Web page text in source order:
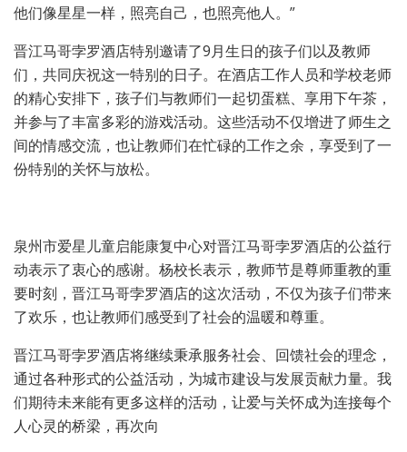
他们像星星一样，照亮自己，也照亮他人。”
晋江马哥孛罗酒店特别邀请了9月生日的孩子们以及教师
们，共同庆祝这一特别的日子。在酒店工作人员和学校老师
的精心安排下，孩子们与教师们一起切蛋糕、享用下午茶，
并参与了丰富多彩的游戏活动。这些活动不仅增进了师生之
间的情感交流，也让教师们在忙碌的工作之余，享受到了一
份特别的关怀与放松。
泉州市爱星儿童启能康复中心对晋江马哥孛罗酒店的公益行
动表示了衷心的感谢。杨校长表示，教师节是尊师重教的重
要时刻，晋江马哥孛罗酒店的这次活动，不仅为孩子们带来
了欢乐，也让教师们感受到了社会的温暖和尊重。
晋江马哥孛罗酒店将继续秉承服务社会、回馈社会的理念，
通过各种形式的公益活动，为城市建设与发展贡献力量。我
们期待未来能有更多这样的活动，让爱与关怀成为连接每个
人心灵的桥梁，再次向